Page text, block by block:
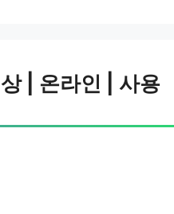
| 온라인 | 사용